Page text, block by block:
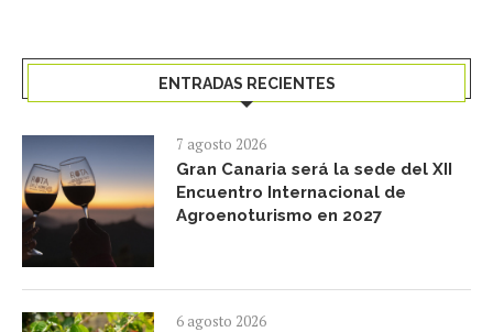
ENTRADAS RECIENTES
7 agosto 2026
Gran Canaria será la sede del XII
Encuentro Internacional de
Agroenoturismo en 2027
6 agosto 2026